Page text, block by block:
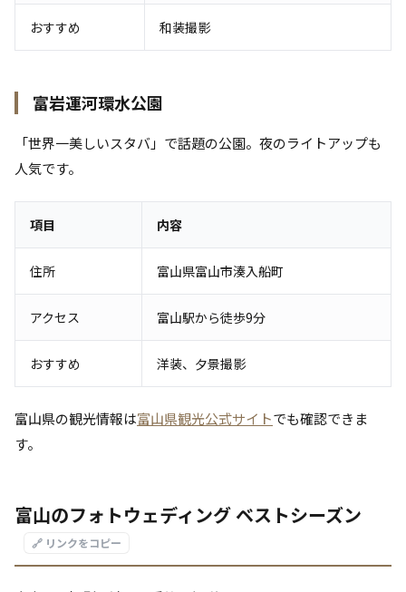
おすすめ 和装撮影
富岩運河環水公園
「世界一美しいスタバ」で話題の公園。夜のライトアップも
人気です。
項目 内容
住所 富山県富山市湊入船町
アクセス 富山駅から徒歩9分
おすすめ 洋装、夕景撮影
富山県の観光情報は富山県観光公式サイトでも確認できま
す。
富山のフォトウェディング ベストシーズン
🔗 リンクをコピー